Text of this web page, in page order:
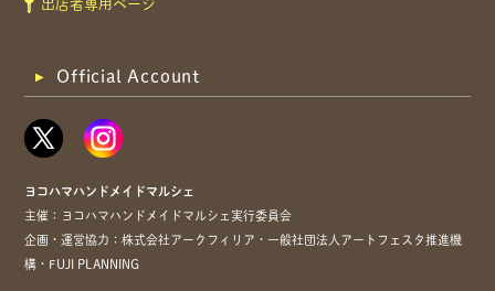
出店者専用ページ
Official Account
ヨコハマハンドメイドマルシェ
主催：ヨコハマハンドメイドマルシェ実行委員会
企画・運営協力：株式会社アークフィリア・一般社団法人アートフェスタ推進機
構・FUJI PLANNING